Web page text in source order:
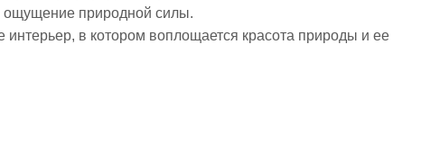
ощущение природной силы.
в котором воплощается красота природы и ее